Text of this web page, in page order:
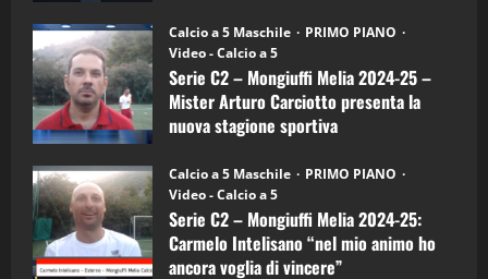
Calcio a 5 Maschile
PRIMO PIANO
Video - Calcio a 5
Serie C2 – Mongiuffi Melia 2024-25 –
Mister Arturo Carciotto presenta la
nuova stagione sportiva
Calcio a 5 Maschile
PRIMO PIANO
Video - Calcio a 5
Serie C2 – Mongiuffi Melia 2024-25:
Carmelo Intelisano “nel mio animo ho
ancora voglia di vincere”
5
“SportEmpire” in Podcast: 26^ Puntata
(Martedi 07 Aprile 2026)
08/04/2026
1
“SportEmpire” in Podcast: 30^ Puntata
(Martedi 05 Maggio 2026)
08/05/2026